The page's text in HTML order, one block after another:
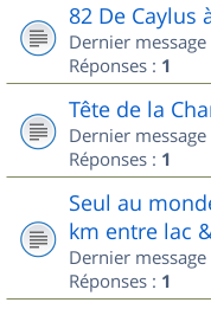
82 De Caylus
Dernier
Réponses : 1
Tête de la
Dernier
Réponses : 1
Seul au
km entre lac
Dernier
Réponses : 1